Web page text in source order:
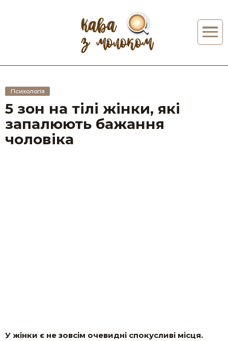
Психологія
5 зон на тілі жінки, які
запалюють бажання
чоловіка
У жінки є не зовсім очевидні спокусливі місця.